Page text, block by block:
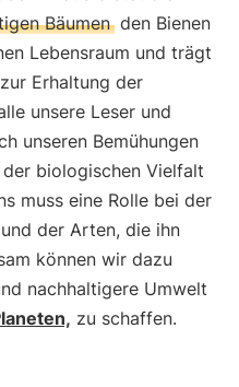
Bäumen den Bienen
Lebensraum und trägt
Erhaltung der
unsere Leser und
unseren Bemühungen
biologischen Vielfalt
muss eine Rolle bei der
der Arten, die ihn
können wir dazu
nachhaltigere Umwelt
zu schaffen.